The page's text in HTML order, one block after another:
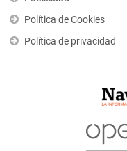
Política de Cookies
Política de privacidad